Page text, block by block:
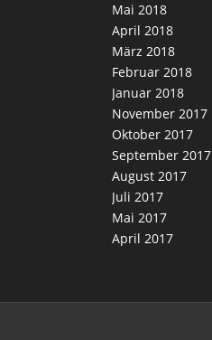
Mai 2018
April 2018
März 2018
Februar 2018
Januar 2018
November 2017
Oktober 2017
September 2017
August 2017
Juli 2017
Mai 2017
April 2017